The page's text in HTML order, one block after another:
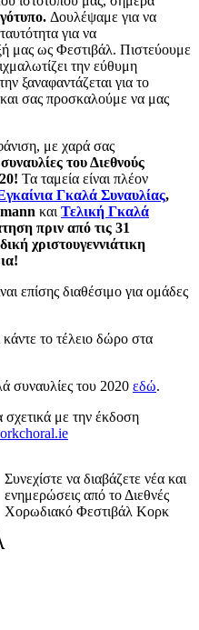
Δουλέψαμε για να
για να
μας ως Φεστιβάλ. Πιστεύουμε
την εύθυμη
ξαναφαντάζεται για το
σας προσκαλούμε να μας
με χαρά σας
του Διεθνούς
Τα ταμεία είναι πλέον
Γκαλά Συναυλίας,
και Τελική Γκαλά
πριν από τις 31
χριστουγεννιάτικη
επίσης διαθέσιμο για ομάδες
κάντε το τέλειο δώρο στα
συναυλίες του 2020 εδώ.
σχετικά με την έκδοση
Συνεχίστε να διαβάζετε νέα και
ενημερώσεις από το Διεθνές
Χορωδιακό Φεστιβάλ Κορκ